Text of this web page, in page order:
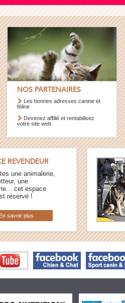
NOS PARTENAIRES
Les bonnes adresses canine et
féline
Devenez affilié et rentabilisez
votre site web
REVENDEUR
une animalerie,
une
cet espace
réservé !
En savoir plus